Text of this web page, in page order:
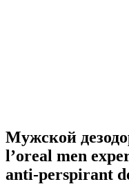
Мужской
l’oreal men
anti-perspirant